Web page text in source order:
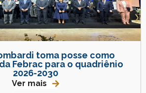
toma posse como
Febrac para o quadriênio
2026-2030
Ver mais